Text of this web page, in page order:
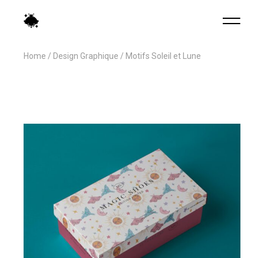
Home Design Graphique Motifs Soleil et Lune